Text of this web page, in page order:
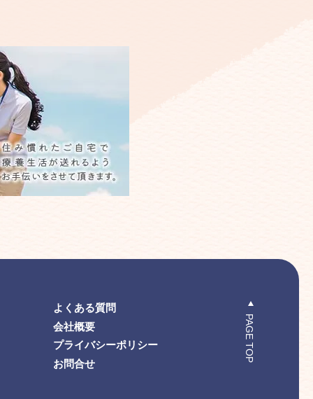
よくある質問
会社概要
プライバシーポリシー
お問合せ
PAGE TOP